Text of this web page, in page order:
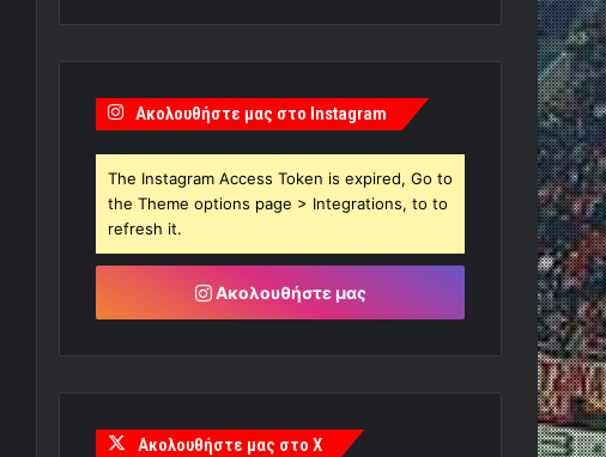
Ακολουθήστε μας στο Instagram
The Instagram Access Token is expired, Go to
the Theme options page > Integrations, to to
refresh it.
Ακολουθήστε μας
Ακολουθήστε μας στο X